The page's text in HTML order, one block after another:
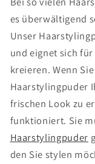
es überwältigend
Unser
und eignet sich
kreieren. Wenn
Haarstylingpuder
frischen Look zu
funktioniert. Sie
Haarstylingpuder
den Sie stylen